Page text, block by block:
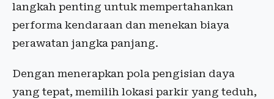
langkah penting untuk mempertahankan
performa kendaraan dan menekan biaya
perawatan jangka panjang.
Dengan menerapkan pola pengisian daya
yang tepat, memilih lokasi parkir yang teduh,